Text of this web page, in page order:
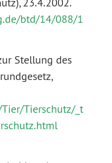
btd/14/088/1
Stellung des
Tierschutz/_t